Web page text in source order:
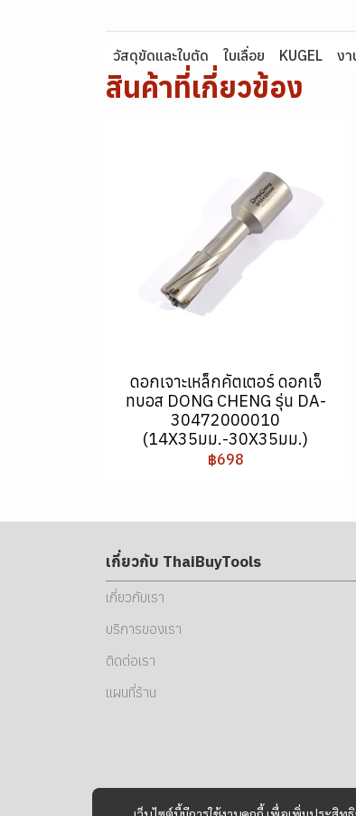
วัสดุขัดและใบตัด ใบเลื่อย KUGEL งา
สินค้าที่เกี่ยวข้อง
ดอกเจาะเหล็กคัตเตอร์ ดอกเจ็
ทบอส DONG CHENG รุ่น DA-
30472000010
(14X35มม.-30X35มม.)
฿698
เกี่ยวกับ ThaiBuyTools
เกี่ยวกับเรา
บริการของเรา
ติดต่อเรา
แผนที่ร้าน